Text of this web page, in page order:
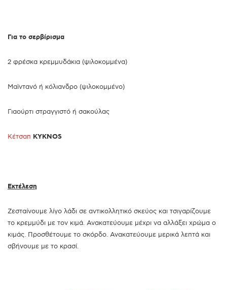
Για το σερβίρισμα
2 φρέσκα κρεμμυδάκια (ψιλοκομμένα)
Μαϊντανό ή κόλιανδρο (ψιλοκομμένο)
Γιαούρτι στραγγιστό ή σακούλας
Κέτσαπ KYKNOS
Εκτέλεση
Ζεσταίνουμε λίγο λάδι σε αντικολλητικό σκεύος και τσιγαρίζουμε
το κρεμμύδι με τον κιμά. Ανακατεύουμε μέχρι να αλλάξει χρώμα ο
κιμάς. Προσθέτουμε το σκόρδο. Ανακατεύουμε μερικά λεπτά και
σβήνουμε με το κρασί.